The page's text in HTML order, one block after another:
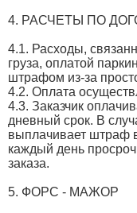
4. РАСЧЕТЫ ПО
4.1. Расходы,
груза, оплатой
штрафом из-за
4.2. Оплата
4.3. Заказчик
дневный срок. В
выплачивает штраф
каждый день
заказа.
5. ФОРС - МАЖОР